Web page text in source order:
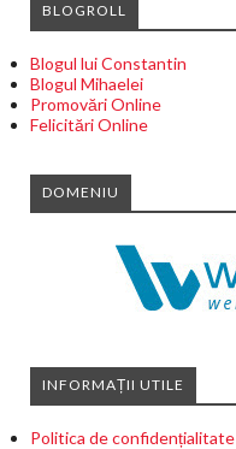
BLOGROLL
Blogul lui Constantin
Blogul Mihaelei
Promovări Online
Felicitări Online
DOMENIU
INFORMAȚII UTILE
Politica de confidențialitate